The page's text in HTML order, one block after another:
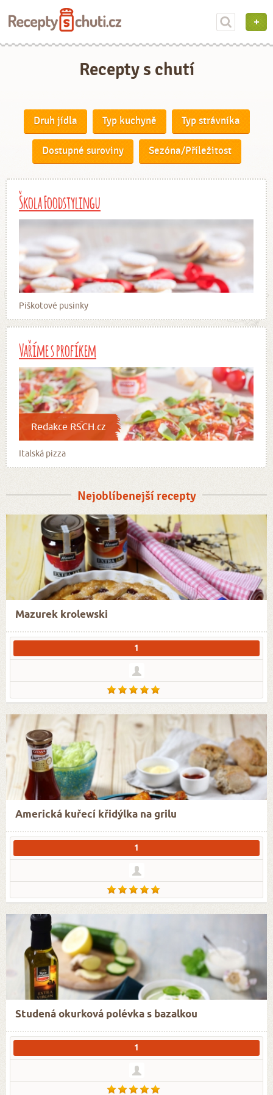
Recepty s chutí
Druh jídla Typ kuchyně Typ strávníka
Dostupné suroviny Sezóna/Příležitost
Škola Foodstylingu
Piškotové pusinky
Vaříme s profíkem
Redakce RSCH.cz
Italská pizza
Nejoblíbenejší recepty
Mazurek krolewski
1
Americká kuřecí křidýlka na grilu
1
Studená okurková polévka s bazalkou
1